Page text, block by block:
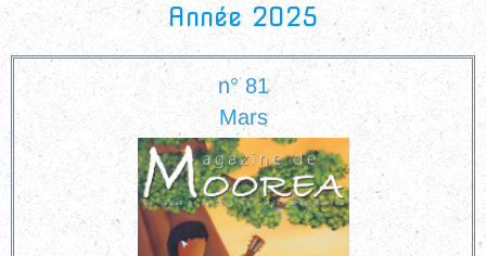
Année 2025
n° 81
Mars